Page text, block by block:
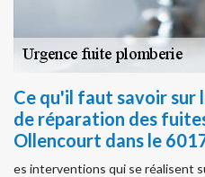
Ce qu'il faut savoir sur
de réparation des
Ollencourt dans le
es interventions qui se réalisent